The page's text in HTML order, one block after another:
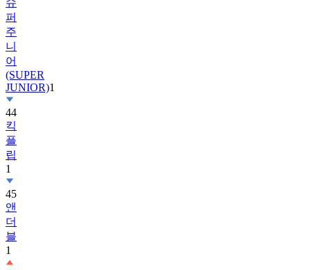
주
니
어
(SUPER
JUNIOR)
44
킥
플
립
1
45
앤
더
블
1
46
트